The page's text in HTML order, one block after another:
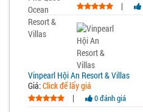
|
Vinpearl Hội An Resort & Villas
Giá:Click để lấy giá
|
0 đánh giá